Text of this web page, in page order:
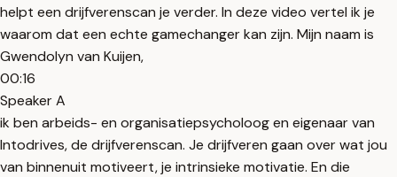
helpt een drijfverenscan je verder. In deze video vertel ik je
waarom dat een echte gamechanger kan zijn. Mijn naam is
Gwendolyn van Kuijen,
00:16
Speaker A
ik ben arbeids- en organisatiepsycholoog en eigenaar van
Intodrives, de drijfverenscan. Je drijfveren gaan over wat jou
van binnenuit motiveert, je intrinsieke motivatie. En die